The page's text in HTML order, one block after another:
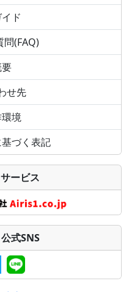
ド
問(FAQ)
せ先
境
づく表記
サービス
公式SNS